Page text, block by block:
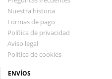
Nuestra historia
Formas de pago
Política de privacidad
Aviso legal
Política de cookies
ENVÍOS